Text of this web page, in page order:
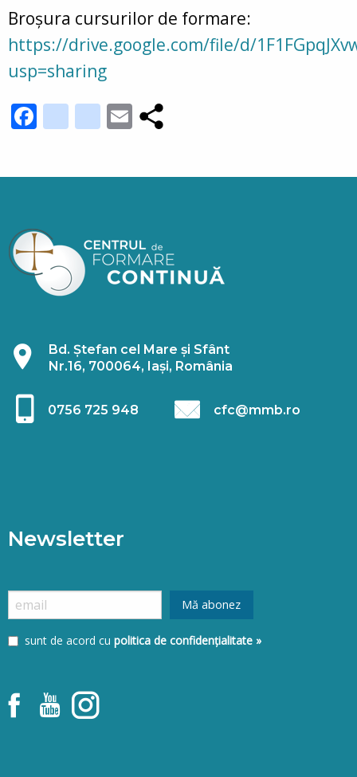
Broșura cursurilor de formare:
https://drive.google.com/file/d/
usp=sharing
Facebook
youtube_channel
instagram
Email
Bd. Ștefan cel Mare și Sfânt
Nr.16, 700064, Iași, România
0756 725 948 cfc@mmb.ro
Newsletter
sunt de acord cu politica de confidențialitate »